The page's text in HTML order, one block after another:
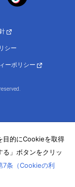
シー
ーポリシー
目的にCookieを取得
る」ボタンをクリッ
7条（Cookieの利